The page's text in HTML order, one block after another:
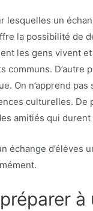
lesquelles un
la possibilité de
les gens vivent
D’autre
On n’apprend
culturelles. De
amitiés qui
échange